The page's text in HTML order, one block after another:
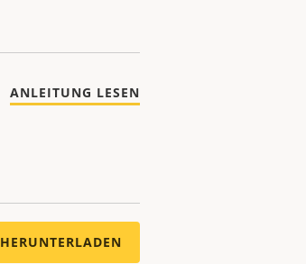
ANLEITUNG LESEN
HERUNTERLADEN